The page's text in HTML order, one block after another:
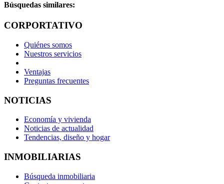
Búsquedas similares:
CORPORTATIVO
Quiénes somos
Nuestros servicios
Ventajas
Preguntas frecuentes
NOTICIAS
Economía y vivienda
Noticias de actualidad
Tendencias, diseño y hogar
INMOBILIARIAS
Búsqueda inmobiliaria